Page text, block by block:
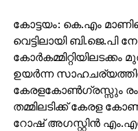
കോട്ടയം: കെ.എം
വെട്ടിലായി ബി.ജെ.പി
ഉയര്‍ന്ന
കേരളകോണ്‍ഗ്രസ്സും
തമ്മിലടിക്ക് കേരള
റോഷ് അഗസ്റ്റിന്‍